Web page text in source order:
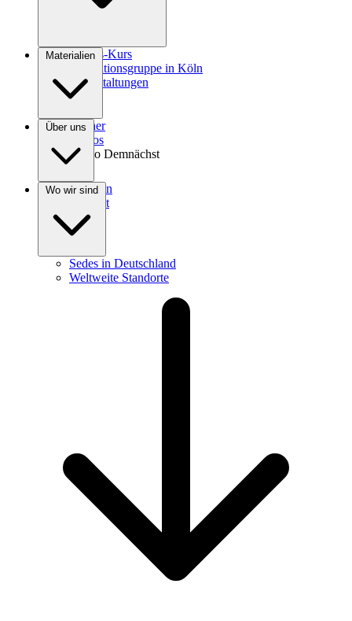
Gnosis-Kurs
Meditationsgruppe in Köln
Veranstaltungen
Materialien
Bücher
Videos
Audio Demnächst
Über uns
Spenden
Kontakt
Wo wir sind
Sedes in Deutschland
Weltweite Standorte